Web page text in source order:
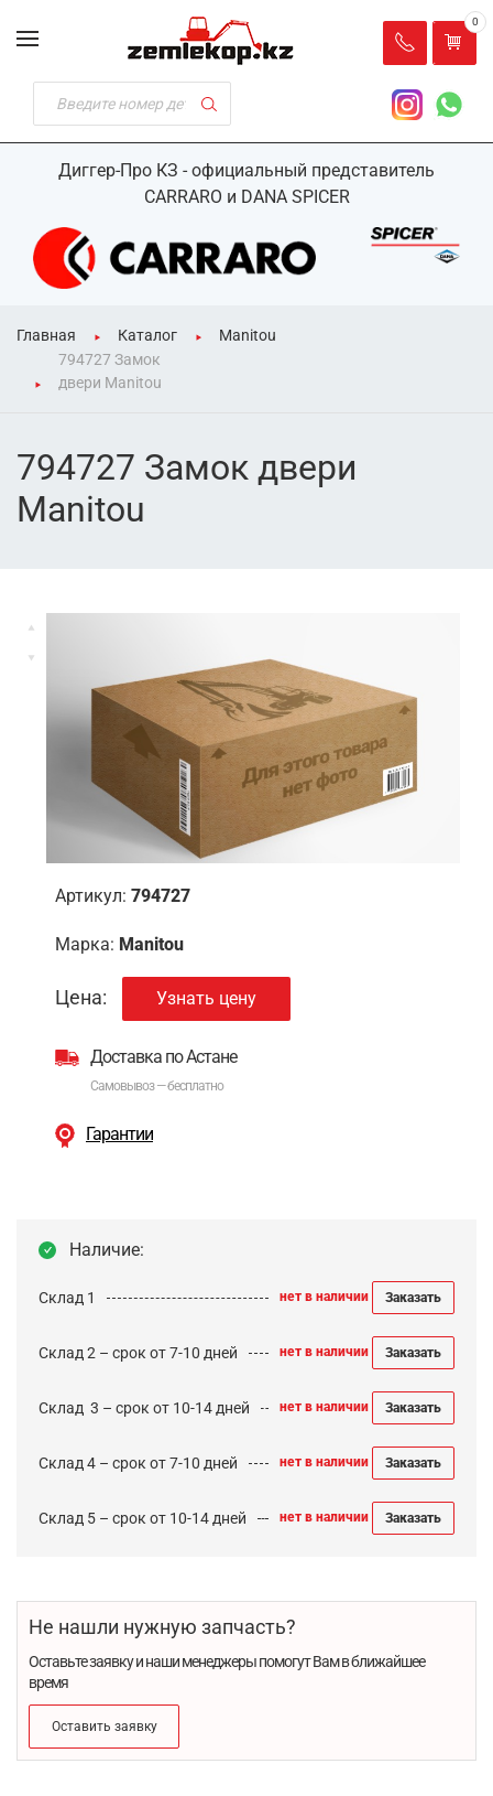
Диггер-Про КЗ - официальный представитель
CARRARO и DANA SPICER
0
Главная Каталог
Manitou
794727 Замок
двери Manitou
794727 Замок двери
Manitou
Артикул: 794727
Марка: Manitou
Цена: Узнать цену
Доставка по Астане
Самовывоз — бесплатно
Гарантии
Наличие:
Склад 1 нет в наличии Заказать
Склад 2 – срок от 7-10 дней нет в наличии Заказать
Cклад 3 – срок от 10-14 дней нет в наличии Заказать
Склад 4 – срок от 7-10 дней нет в наличии Заказать
Склад 5 – срок от 10-14 дней нет в наличии Заказать
Не нашли нужную запчасть?
Оставьте заявку и наши менеджеры помогут Вам в ближайшее
время
Оставить заявку